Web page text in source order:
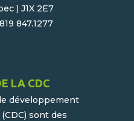
) J1X 2E7
847.1277
LA CDC
développement
sont des